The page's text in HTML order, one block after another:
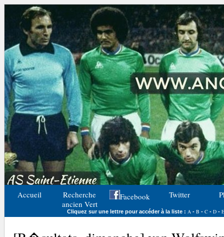
Accueil
Recherche
ancien Vert
Facebook Twitter
Cliquez sur une lettre pour accéder à la liste : A - B - C- D- E